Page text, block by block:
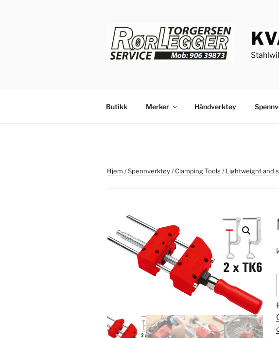
Butikk Merker Håndverktøy
Hjem /Spennverktøy/Clamping Tools /Lightweight and